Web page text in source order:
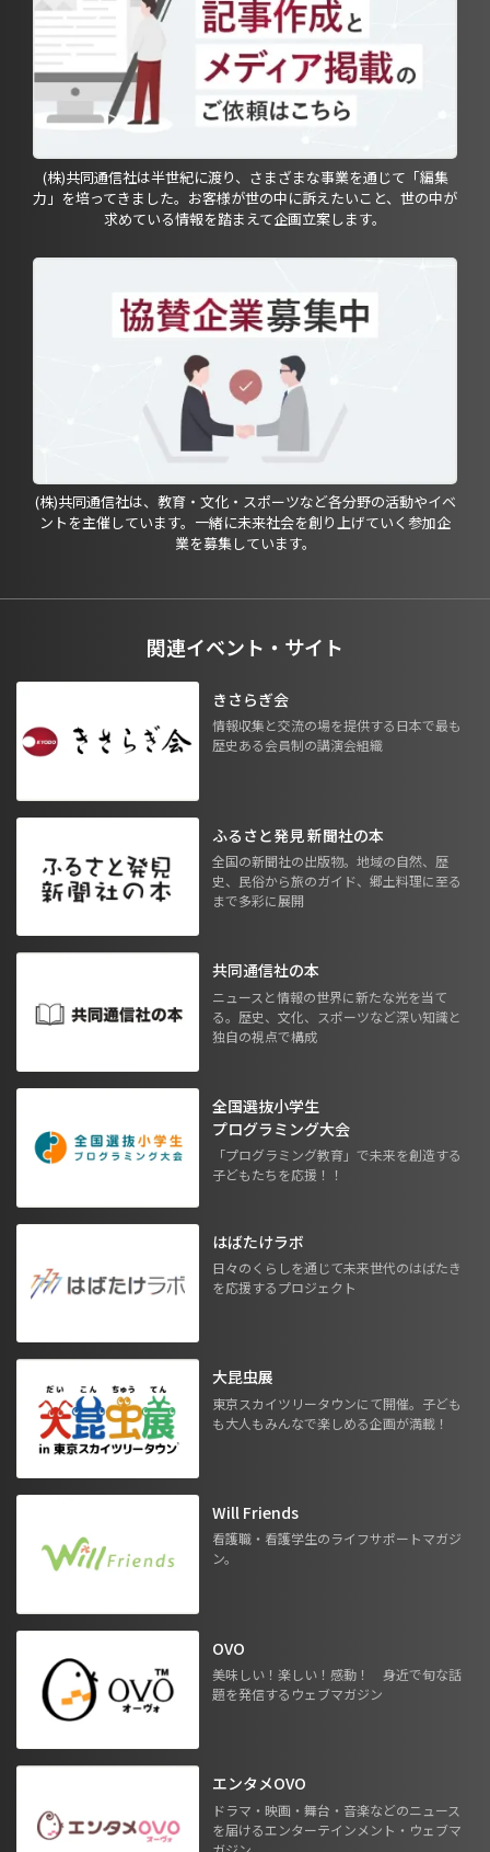
(株)共同通信社は半世紀に渡り、さまざまな事業を通じて「編集
力」を培ってきました。お客様が世の中に訴えたいこと、世の中が
求めている情報を踏まえて企画立案します。
(株)共同通信社は、教育・文化・スポーツなど各分野の活動やイベ
ントを主催しています。一緒に未来社会を創り上げていく参加企
業を募集しています。
関連イベント・サイト
きさらぎ会
情報収集と交流の場を提供する日本で最も
歴史ある会員制の講演会組織
ふるさと発見 新聞社の本
全国の新聞社の出版物。地域の自然、歴
史、民俗から旅のガイド、郷土料理に至る
まで多彩に展開
共同通信社の本
ニュースと情報の世界に新たな光を当て
る。歴史、文化、スポーツなど深い知識と
独自の視点で構成
全国選抜小学生
プログラミング大会
「プログラミング教育」で未来を創造する
子どもたちを応援！！
はばたけラボ
日々のくらしを通じて未来世代のはばたき
を応援するプロジェクト
大昆虫展
東京スカイツリータウンにて開催。子ども
も大人もみんなで楽しめる企画が満載！
Will Friends
看護職・看護学生のライフサポートマガジ
ン。
OVO
美味しい！楽しい！感動！ 身近で旬な話
題を発信するウェブマガジン
エンタメOVO
ドラマ・映画・舞台・音楽などのニュース
を届けるエンターテインメント・ウェブマ